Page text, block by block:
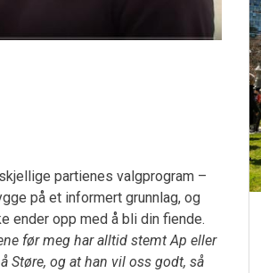
partienes valgprogram –
på et informert grunnlag, og
ender opp med å bli din fiende.
før meg har alltid stemt Ap eller
Støre, og at han vil oss godt, så